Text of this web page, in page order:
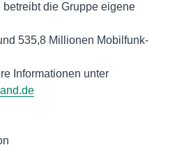
die Gruppe eigene
535,8 Millionen Mobilfunk-
Informationen unter